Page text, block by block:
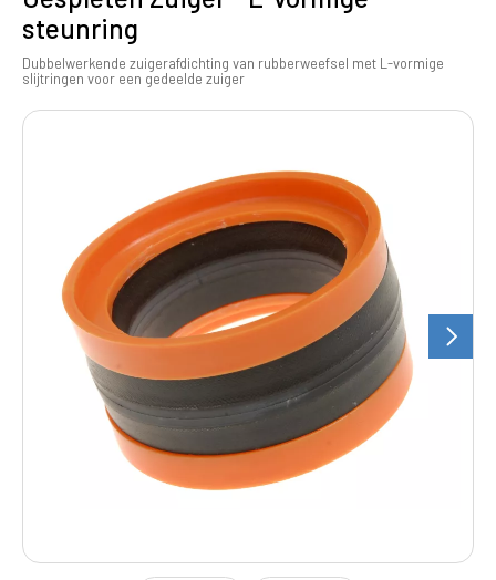
steunring
Dubbelwerkende zuigerafdichting van rubberweefsel met L-vormige
slijtringen voor een gedeelde zuiger